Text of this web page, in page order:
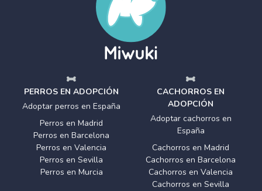
PERROS EN ADOPCIÓN
Adoptar perros en España
Perros en Madrid
Perros en Barcelona
Perros en Valencia
Perros en Sevilla
Perros en Murcia
CACHORROS EN
ADOPCIÓN
Adoptar cachorros en
España
Cachorros en Madrid
Cachorros en Barcelona
Cachorros en Valencia
Cachorros en Sevilla